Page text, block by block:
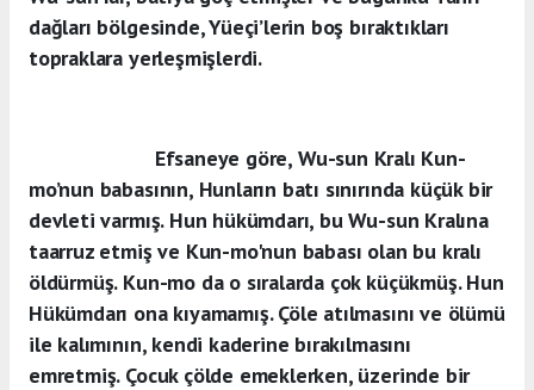
dağları bölgesinde, Yüeçi’lerin boş bıraktıkları
topraklara yerleşmişlerdi.
Efsaneye göre, Wu-sun Kralı Kun-
mo’nun babasının, Hunların batı sınırında küçük bir
devleti varmış. Hun hükümdarı, bu Wu-sun Kralına
taarruz etmiş ve Kun-mo'nun babası olan bu kralı
öldürmüş. Kun-mo da o sıralarda çok küçükmüş. Hun
Hükümdarı ona kıyamamış. Çöle atılmasını ve ölümü
ile kalımının, kendi kaderine bırakılmasını
emretmiş. Çocuk çölde emeklerken, üzerinde bir